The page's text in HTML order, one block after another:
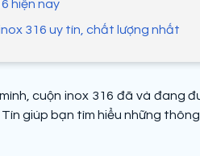
hiện nay
316 uy tín, chất lượng nhất
cuộn inox 316 đã và đang
giúp bạn tìm hiểu những